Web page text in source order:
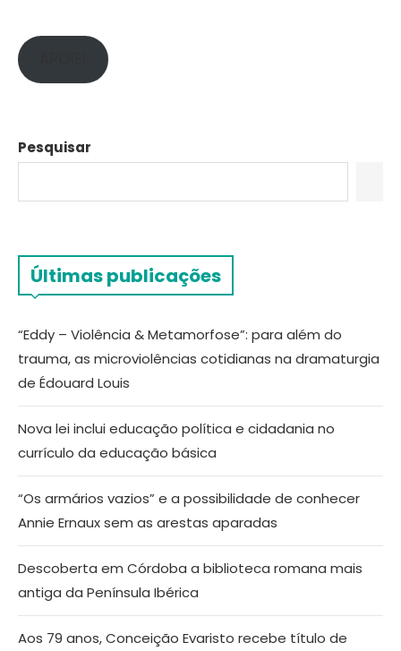
Pesquisar
Últimas publicações
“Eddy – Violência & Metamorfose”: para além do
trauma, as microviolências cotidianas na dramaturgia
de Édouard Louis
Nova lei inclui educação política e cidadania no
currículo da educação básica
“Os armários vazios” e a possibilidade de conhecer
Annie Ernaux sem as arestas aparadas
Descoberta em Córdoba a biblioteca romana mais
antiga da Península Ibérica
Aos 79 anos, Conceição Evaristo recebe título de